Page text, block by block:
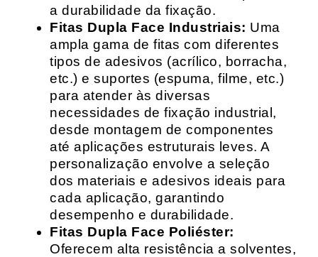
a durabilidade da fixação.
Fitas Dupla Face Industriais: Uma
ampla gama de fitas com diferentes
tipos de adesivos (acrílico, borracha,
etc.) e suportes (espuma, filme, etc.)
para atender às diversas
necessidades de fixação industrial,
desde montagem de componentes
até aplicações estruturais leves. A
personalização envolve a seleção
dos materiais e adesivos ideais para
cada aplicação, garantindo
desempenho e durabilidade.
Fitas Dupla Face Poliéster:
Oferecem alta resistência a solventes,